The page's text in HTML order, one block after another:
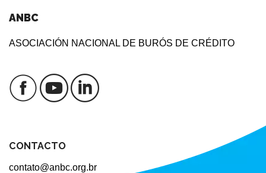
ANBC
ASOCIACIÓN NACIONAL DE BURÓS DE CRÉDITO
CONTACTO
contato@anbc.org.br